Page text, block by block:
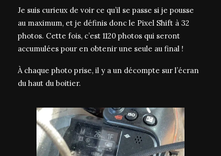
Je suis curieux de voir ce qu’il se passe si je pousse
au maximum, et je définis donc le Pixel Shift à 32
photos. Cette fois, c’est 1120 photos qui seront
accumulées pour en obtenir une seule au final !
À chaque photo prise, il y a un décompte sur l’écran
du haut du boitier.